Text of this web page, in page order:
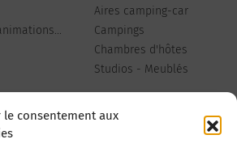
le consentement aux
Aires camping-car
Campings
Chambres d'hôtes
Studios - Meublés